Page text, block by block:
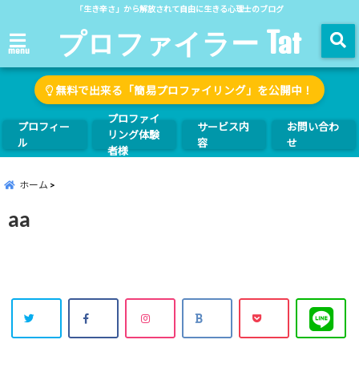
「生き辛さ」から解放されて自由に生きる心理士のブログ
menu プロファイラー Tat
無料で出来る「簡易プロファイリング」を公開中！
プロフィー
ル
プロファイ
リング体験
者様
サービス内
容
お問い合わ
せ
ホーム
aa